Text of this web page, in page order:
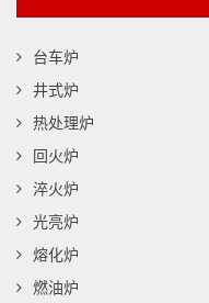
台车炉
井式炉
热处理炉
回火炉
淬火炉
光亮炉
熔化炉
燃油炉